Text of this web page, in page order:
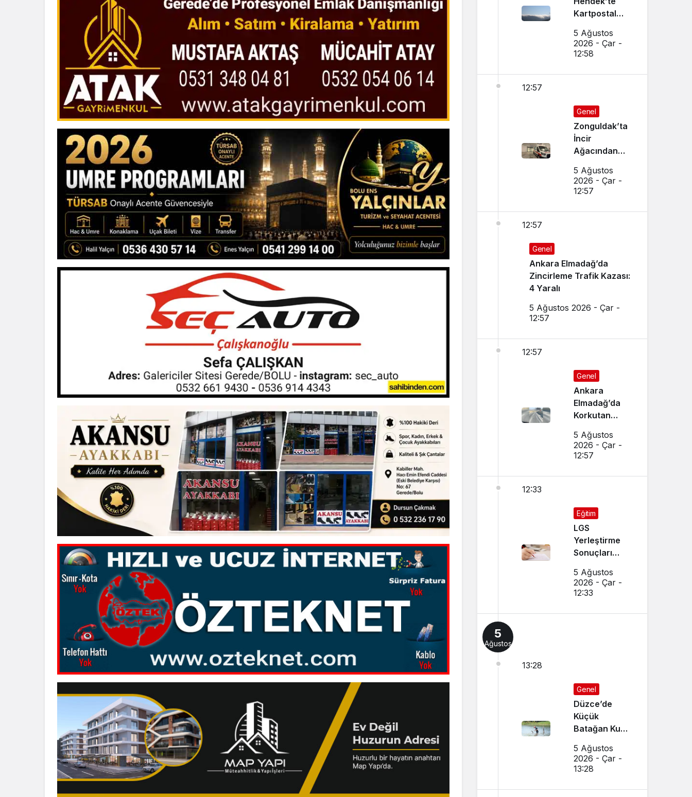
Kartpostal
Büyüledi
5 Ağustos
2026 - Çar -
12:58
12:57
Genel
Zonguldak’ta
İncir
Ağacından
Ağır
Yaralandı
5 Ağustos
2026 - Çar -
12:57
12:57
Genel
Ankara Elmadağ’da
Zincirleme Trafik Kazası:
4 Yaralı
5 Ağustos 2026 - Çar -
12:57
12:57
Genel
Ankara
Elmadağ’da
Korkutan
Yangını
5 Ağustos
2026 - Çar -
12:57
12:33
Eğitim
LGS
Yerleştirme
Sonuçları
Sonuçlar
Nereden
Nakil
5 Ağustos
2026 - Çar -
12:33
5
Ağustos
13:28
Genel
Düzce’de
Küçük
Batağan Kuşu
5 Ağustos
2026 - Çar -
13:28